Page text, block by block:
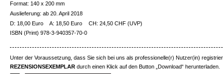
Format: 140 x 200 mm
Auslieferung: ab 20. April 2018
D: 18,00 Euro
A: 18,50 Euro
CH: 24,50 CHF (UVP)
ISBN (Print) 978-3-940357-70-0
Unter der Voraussetzung, dass Sie sich bei uns als professionelle(r) Nutzer(in)
REZENSIONSEXEMPLAR durch einen Klick auf den Button „Download“ herunterladen.